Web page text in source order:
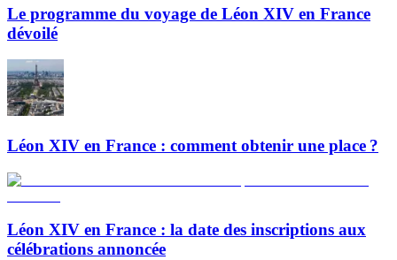
Le programme du voyage de Léon XIV en France
dévoilé
Léon XIV en France : comment obtenir une place ?
Léon XIV en France : la date des inscriptions aux
célébrations annoncée